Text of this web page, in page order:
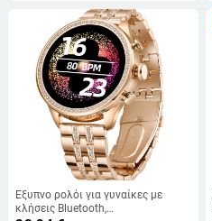
Έξυπνο ρολόι για γυναίκες με
κλήσεις Bluetooth,